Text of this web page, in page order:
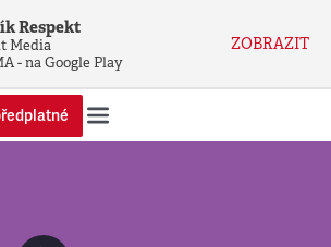
Respekt
Media
- na Google Play
ZOBRAZIT